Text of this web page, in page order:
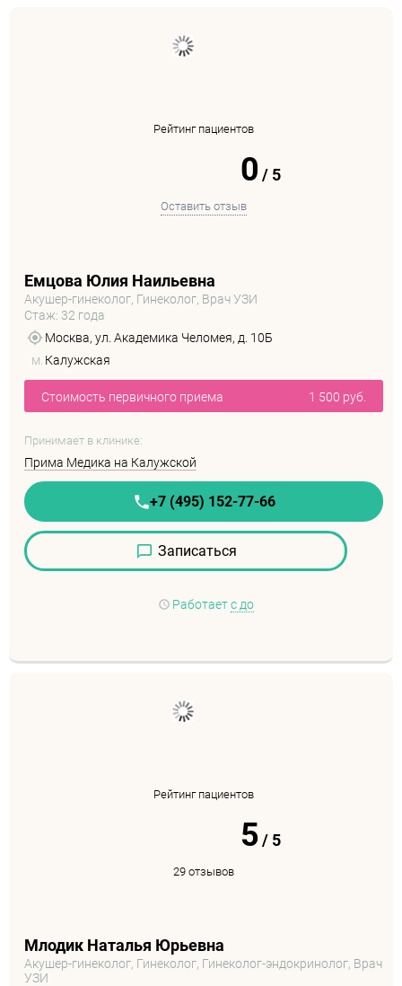
Рейтинг пациентов
0 /5
Оставить отзыв
Емцова Юлия Наильевна
Акушер-гинеколог, Гинеколог, Врач УЗИ
Стаж: 32 года
Москва, ул. Академика Челомея, д. 10Б
м. Калужская
Стоимость первичного приема 1 500 руб.
Принимает в клинике:
Прима Медика на Калужской
+7 (495) 152-77-66
Записаться
Работает с до
Рейтинг пациентов
5/5
29 отзывов
Млодик Наталья Юрьевна
Акушер-гинеколог, Гинеколог, Гинеколог-эндокринолог, Врач
УЗИ